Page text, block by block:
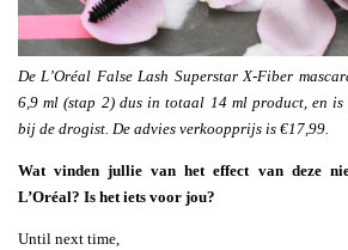
De L’Oréal False Lash Superstar X-Fiber
6,9 ml (stap 2) dus in totaal 14 ml product, en
bij de drogist. De advies verkoopprijs is €17,99.
Wat vinden jullie van het effect van deze
L’Oréal? Is het iets voor jou?
Until next time,